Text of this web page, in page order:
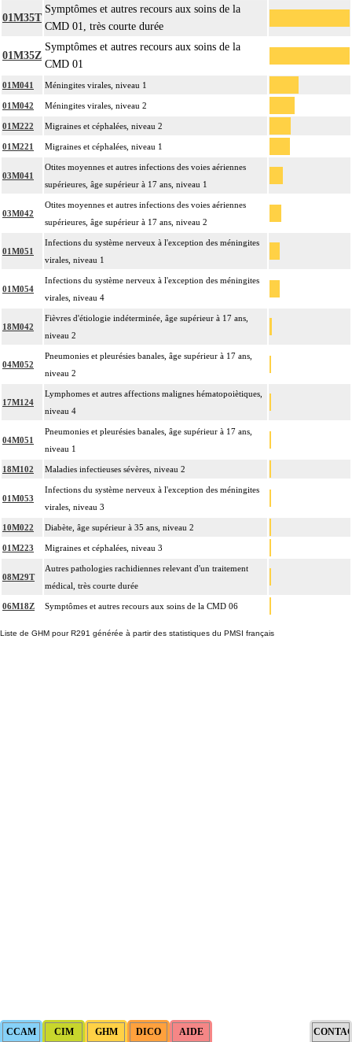
01M35T
Symptômes et autres recours aux soins de la
CMD 01, très courte durée
01M35Z
Symptômes et autres recours aux soins de la
CMD 01
01M041 Méningites virales, niveau 1
01M042 Méningites virales, niveau 2
01M222 Migraines et céphalées, niveau 2
01M221 Migraines et céphalées, niveau 1
03M041
Otites moyennes et autres infections des voies aériennes
supérieures, âge supérieur à 17 ans, niveau 1
03M042
Otites moyennes et autres infections des voies aériennes
supérieures, âge supérieur à 17 ans, niveau 2
01M051
Infections du système nerveux à l'exception des méningites
virales, niveau 1
01M054
Infections du système nerveux à l'exception des méningites
virales, niveau 4
18M042
Fièvres d'étiologie indéterminée, âge supérieur à 17 ans,
niveau 2
04M052
Pneumonies et pleurésies banales, âge supérieur à 17 ans,
niveau 2
17M124
Lymphomes et autres affections malignes hématopoiètiques,
niveau 4
04M051
Pneumonies et pleurésies banales, âge supérieur à 17 ans,
niveau 1
18M102 Maladies infectieuses sévères, niveau 2
01M053
Infections du système nerveux à l'exception des méningites
virales, niveau 3
10M022 Diabète, âge supérieur à 35 ans, niveau 2
01M223 Migraines et céphalées, niveau 3
08M29T
Autres pathologies rachidiennes relevant d'un traitement
médical, très courte durée
06M18Z Symptômes et autres recours aux soins de la CMD 06
Liste de GHM pour R291 générée à partir des statistiques du PMSI français